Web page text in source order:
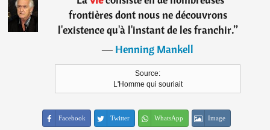
frontières dont nous ne découvrons
l'existence qu'à l'instant de les franchir.”
―Henning Mankell
Source:
L'Homme qui souriait
Facebook Twitter WhatsApp Image